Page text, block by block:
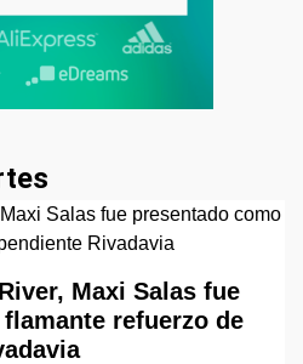
Maxi Salas fue
refuerzo de